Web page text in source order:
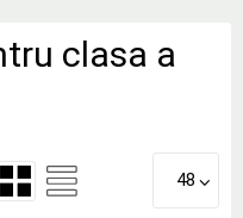
clasa a
48